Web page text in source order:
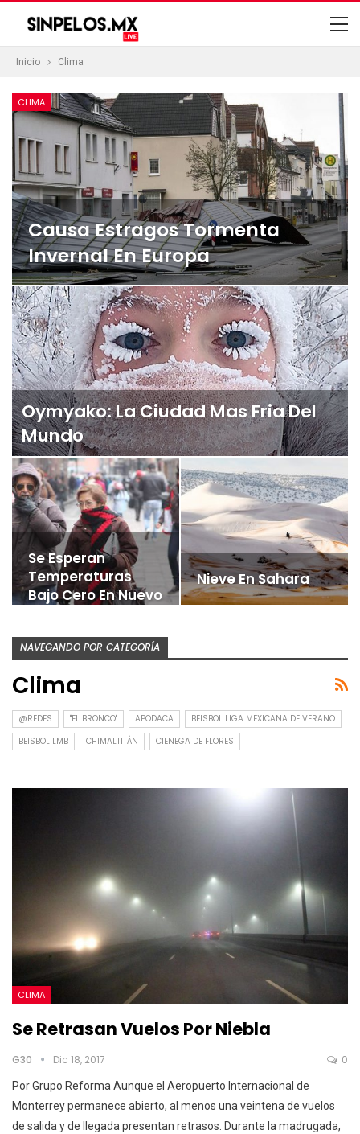
Inicio Clima
CLIMA
Causa Estragos Tormenta
Invernal En Europa
Oymyako: La Ciudad Mas Fria Del
Mundo
Se Esperan
Temperaturas
Bajo Cero En Nuevo
Nieve En Sahara
NAVEGANDO POR CATEGORÍA
Clima
@REDES "EL BRONCO" APODACA
BEISBOL LIGA MEXICANA DE VERANO
BEISBOL LMB
CHIMALTITÁN CIENEGA DE FLORES
CLIMA
Se Retrasan Vuelos Por Niebla
G30 Dic 18, 2017 0
Por Grupo Reforma Aunque el Aeropuerto Internacional de
Monterrey permanece abierto, al menos una veintena de vuelos
de salida y de llegada presentan retrasos. Durante la madrugada,